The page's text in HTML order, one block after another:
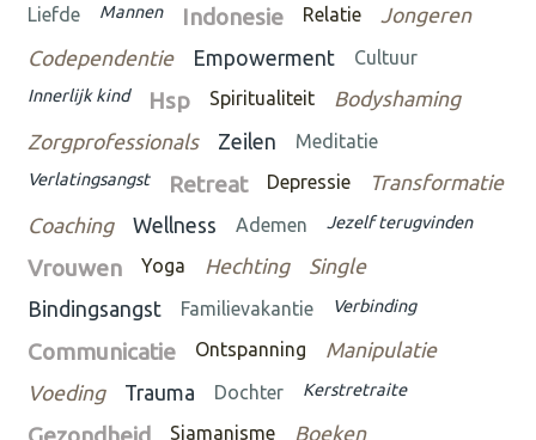
Liefde Mannen Indonesie Relatie
Jongeren
Codependentie
Empowerment Cultuur
Innerlijk kind Hsp Spiritualiteit
Bodyshaming
Zorgprofessionals
Zeilen Meditatie
Verlatingsangst Retreat Depressie
Transformatie
Coaching
Wellness Ademen Jezelf terugvinden
Vrouwen Yoga Hechting
Single
Bindingsangst
Familievakantie Verbinding
Communicatie Ontspanning
Manipulatie
Voeding
Trauma Dochter Kerstretraite
Sjamanisme
Boeken